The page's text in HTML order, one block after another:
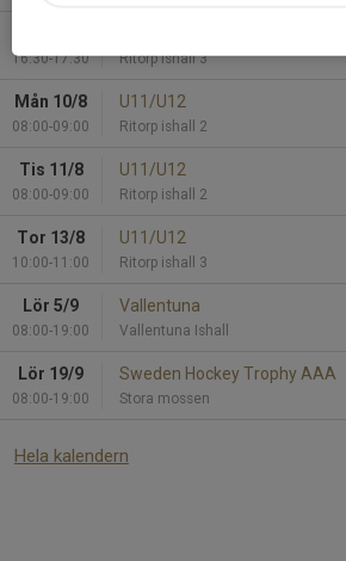
16:30-17:30 Ritorp ishall 3
Mån 10/8
08:00-09:00
U11/U12
Ritorp ishall 2
Tis 11/8
08:00-09:00
U11/U12
Ritorp ishall 2
Tor 13/8
10:00-11:00
U11/U12
Ritorp ishall 3
Lör 5/9
08:00-19:00
Vallentuna
Vallentuna Ishall
Lör 19/9
08:00-19:00
Sweden Hockey Trophy AAA
Stora mossen
Hela kalendern